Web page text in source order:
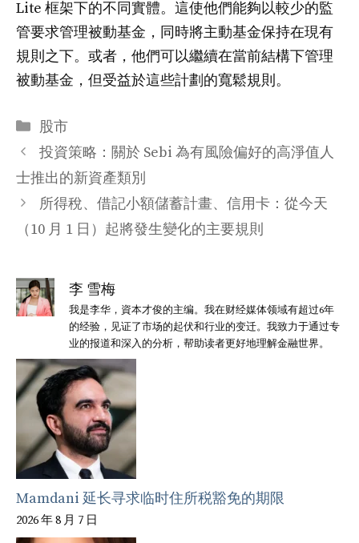
Lite 框架下的不同實體。這使他們能夠以較少的監
管要求管理被動基金，同時將主動基金保持在現有
規則之下。或者，他們可以繼續在當前結構下管理
被動基金，但受益於這些計劃的寬鬆規則。
分
类
股市
投資策略：關於 Sebi 為有風險偏好的高淨值人
士推出的新資產類別
所得稅、借記小額儲蓄計畫、信用卡：從今天
（10 月 1 日）起將發生變化的主要規則
李 雪梅
我是李华，資本才俊的主编。我在财经媒体领域有超过6年
的经验，见证了市场的起伏和行业的变迁。我致力于通过专
业的报道和深入的分析，帮助读者更好地理解金融世界。
Mamdani 延长寻求临时住所税豁免的期限
2026 年 8 月 7 日